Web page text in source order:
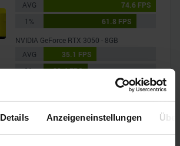
Details Anzeigeneinstellungen
AVG
74.6 FPS
1%
61.8 FPS
NVIDIA GeForce RTX 3050 - 8GB
AVG
35.1 FPS
1%
29.4 FPS
NVIDIA GeForce RTX 3070 - 8GB